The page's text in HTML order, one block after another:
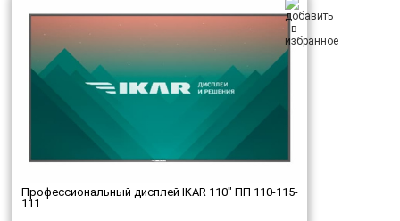
Профессиональный дисплей IKAR 110" ПП 110-115-
111